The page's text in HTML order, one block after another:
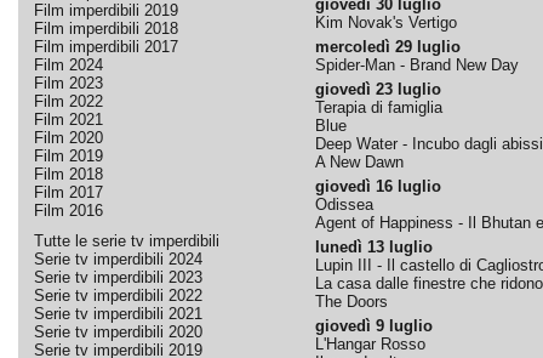
Film imperdibili 2019
Film imperdibili 2018
Film imperdibili 2017
Film 2024
Film 2023
Film 2022
Film 2021
Film 2020
Film 2019
Film 2018
Film 2017
Film 2016
Tutte le serie tv imperdibili
Serie tv imperdibili 2024
Serie tv imperdibili 2023
Serie tv imperdibili 2022
Serie tv imperdibili 2021
Serie tv imperdibili 2020
Serie tv imperdibili 2019
giovedì 30 luglio
Kim Novak's Vertigo
mercoledì 29 luglio
Spider-Man - Brand New Day
giovedì 23 luglio
Terapia di famiglia
Blue
Deep Water - Incubo dagli abissi
A New Dawn
giovedì 16 luglio
Odissea
Agent of Happiness - Il Bhutan
lunedì 13 luglio
Lupin III - Il castello di
La casa dalle finestre che ridono
The Doors
giovedì 9 luglio
L'Hangar Rosso